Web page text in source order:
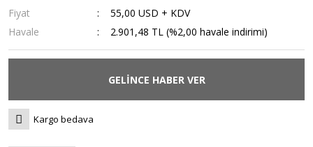
Fiyat
55,00 USD + KDV
Havale
2.901,48 TL (%2,00 havale indirimi)
GELİNCE HABER VER
Kargo bedava